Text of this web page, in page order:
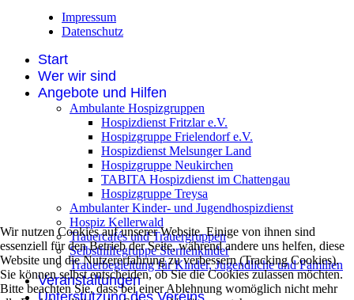
Impressum
Datenschutz
Start
Wer wir sind
Angebote und Hilfen
Ambulante Hospizgruppen
Hospizdienst Fritzlar e.V.
Hospizgruppe Frielendorf e.V.
Hospizdienst Melsunger Land
Hospizgruppe Neukirchen
TABITA Hospizdienst im Chattengau
Hospizgruppe Treysa
Ambulanter Kinder- und Jugendhospizdienst
Hospiz Kellerwald
Trauercafés und Trauergruppen
Selbsthilfegruppe Sternenkinder
Trauerbegleitung für Kinder, Jugendliche und Familien
Veranstaltungen
Wir nutzen Cookies auf unserer Website. Einige von ihnen sind
essenziell für den Betrieb der Seite, während andere uns helfen, diese
Website und die Nutzererfahrung zu verbessern (Tracking Cookies).
Sie können selbst entscheiden, ob Sie die Cookies zulassen möchten.
Bitte beachten Sie, dass bei einer Ablehnung womöglich nicht mehr